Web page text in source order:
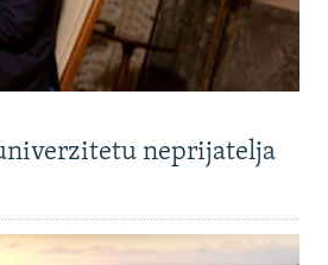
neprijatelja